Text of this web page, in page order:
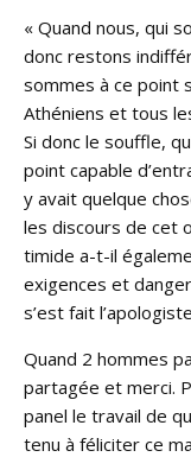
« Quand nous, qui
donc restons
sommes à ce point
Athéniens et tous
Si donc le souffle,
point capable
y avait quelque
les discours de cet
timide a-t-il
exigences et
s’est fait
Quand 2 hommes
partagée et merci.
panel le travail de
tenu à féliciter ce